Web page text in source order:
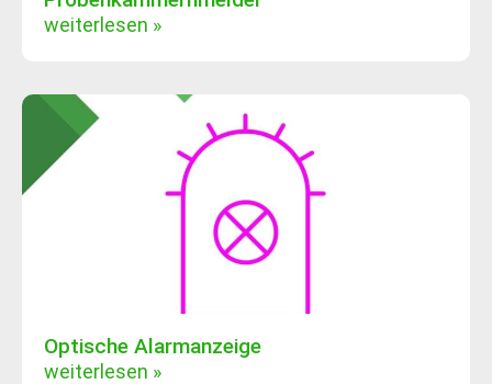
weiterlesen »
Optische Alarmanzeige
weiterlesen »